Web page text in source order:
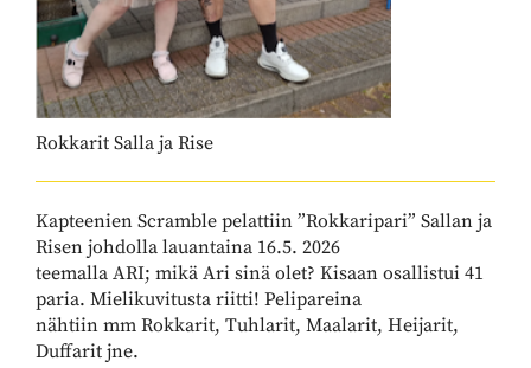
Rokkarit Salla ja Rise
Kapteenien Scramble pelattiin ”Rokkaripari” Sallan ja
Risen johdolla lauantaina 16.5. 2026
teemalla ARI; mikä Ari sinä olet? Kisaan osallistui 41
paria. Mielikuvitusta riitti! Pelipareina
nähtiin mm Rokkarit, Tuhlarit, Maalarit, Heijarit,
Duffarit jne.